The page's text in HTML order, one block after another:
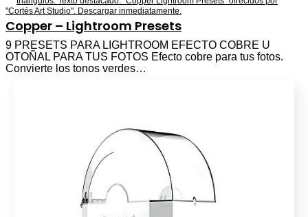
Copper – Lightroom Presets
9 PRESETS PARA LIGHTROOM EFECTO COBRE U
OTOÑAL PARA TUS FOTOS Efecto cobre para tus fotos.
Convierte los tonos verdes…